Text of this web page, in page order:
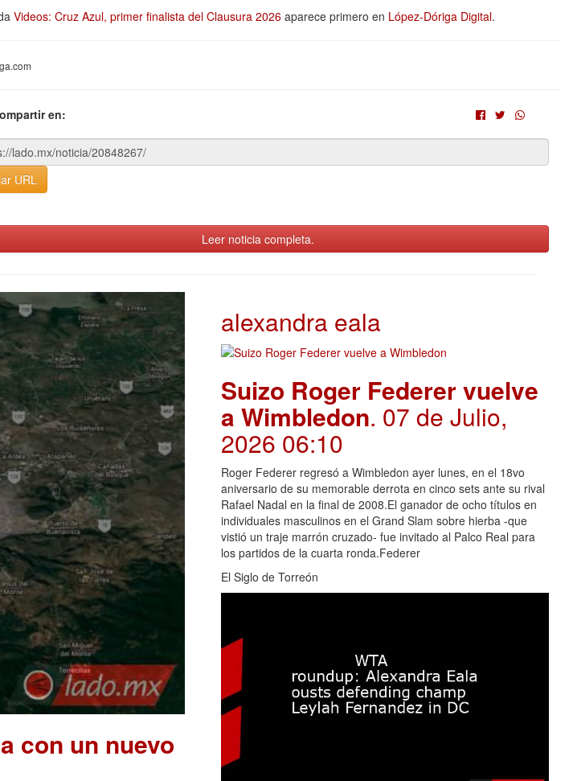
Videos: Cruz Azul, primer finalista del Clausura 2026 aparece primero en López-Dóriga Digital.
en:
URL
Leer noticia completa.
con un nuevo
alexandra eala
Suizo Roger Federer vuelve
a Wimbledon. 07 de Julio,
2026 06:10
Roger Federer regresó a Wimbledon ayer lunes, en el 18vo
aniversario de su memorable derrota en cinco sets ante su rival
Rafael Nadal en la final de 2008.El ganador de ocho títulos en
individuales masculinos en el Grand Slam sobre hierba -que
vistió un traje marrón cruzado- fue invitado al Palco Real para
los partidos de la cuarta ronda.Federer
El Siglo de Torreón